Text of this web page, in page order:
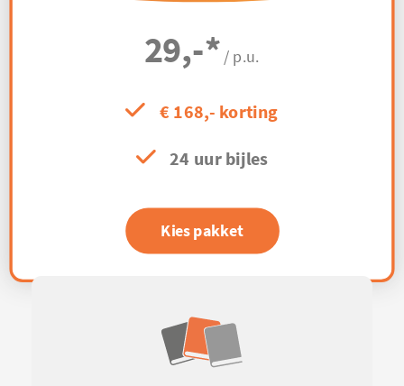
29,-* / p.u.
€ 168,- korting
24 uur bijles
Kies pakket